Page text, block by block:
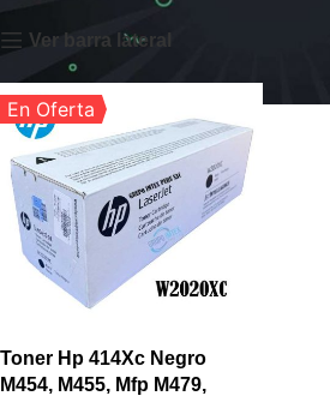
Ver barra lateral
En Oferta
Toner Hp 414Xc Negro
M454, M455, Mfp M479,